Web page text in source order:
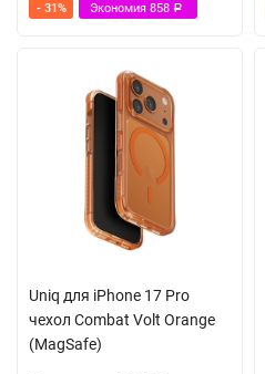
- 31% Экономия 858 Р
Uniq для iPhone 17 Pro
чехол Combat Volt Orange
(MagSafe)